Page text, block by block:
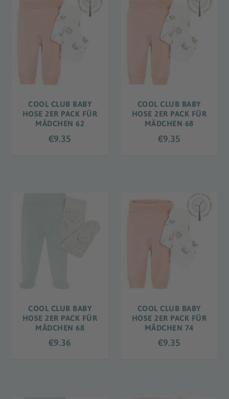
COOL CLUB BABY
HOSE 2ER PACK FÜR
MÄDCHEN 62
€9.35
COOL CLUB BABY
HOSE 2ER PACK FÜR
MÄDCHEN 68
€9.35
COOL CLUB BABY
HOSE 2ER PACK FÜR
MÄDCHEN 68
€9.36
COOL CLUB BABY
HOSE 2ER PACK FÜR
MÄDCHEN 74
€9.35